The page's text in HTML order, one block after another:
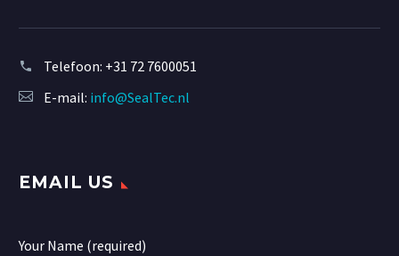
Telefoon: +31 72 7600051
E-mail: info@SealTec.nl
EMAIL US
Your Name (required)